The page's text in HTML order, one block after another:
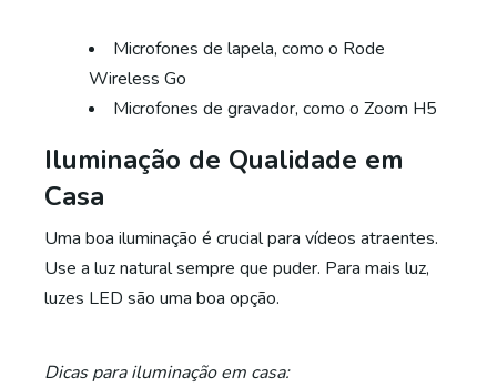
Microfones de lapela, como o Rode
Wireless Go
Microfones de gravador, como o Zoom H5
Iluminação de Qualidade em
Casa
Uma boa iluminação é crucial para vídeos atraentes.
Use a luz natural sempre que puder. Para mais luz,
luzes LED são uma boa opção.
Dicas para iluminação em casa: